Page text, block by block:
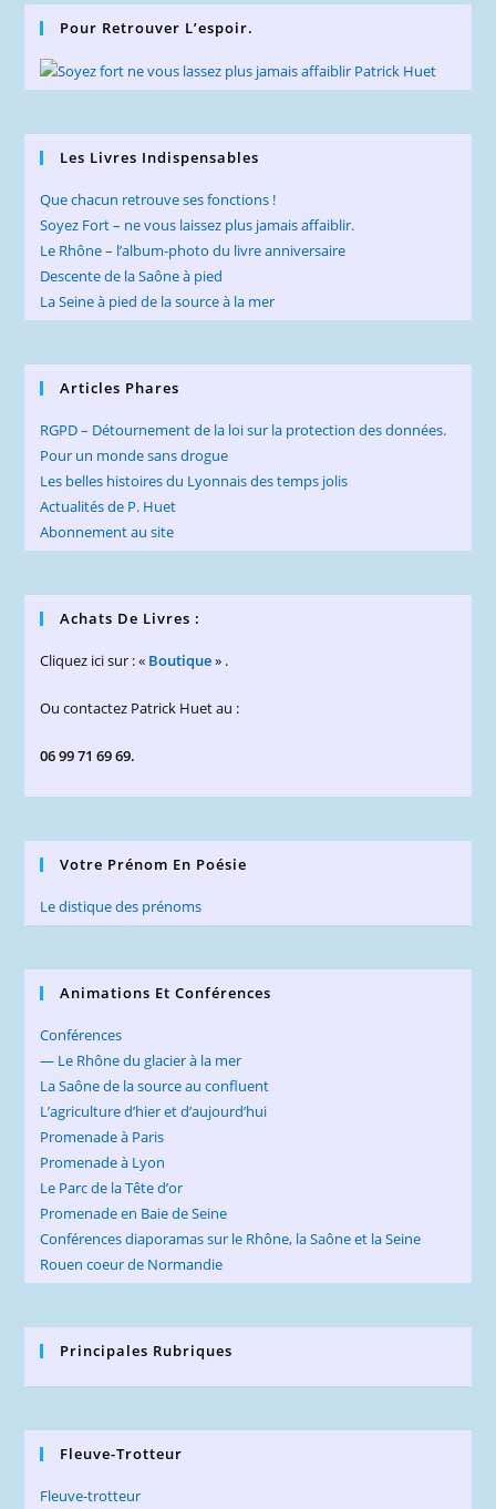
Pour Retrouver L’espoir.
Les Livres Indispensables
Que chacun retrouve ses fonctions !
Soyez Fort – ne vous laissez plus jamais affaiblir.
Le Rhône – l’album-photo du livre anniversaire
Descente de la Saône à pied
La Seine à pied de la source à la mer
Articles Phares
RGPD – Détournement de la loi sur la protection des données.
Pour un monde sans drogue
Les belles histoires du Lyonnais des temps jolis
Actualités de P. Huet
Abonnement au site
Achats De Livres :
Cliquez ici sur : « Boutique» .
Ou contactez Patrick Huet au :
06 99 71 69 69.
Votre Prénom En Poésie
Le distique des prénoms
Animations Et Conférences
Conférences
— Le Rhône du glacier à la mer
La Saône de la source au confluent
L’agriculture d’hier et d’aujourd’hui
Promenade à Paris
Promenade à Lyon
Le Parc de la Tête d’or
Promenade en Baie de Seine
Conférences diaporamas sur le Rhône, la Saône et la Seine
Rouen coeur de Normandie
Principales Rubriques
Fleuve-Trotteur
Fleuve-trotteur